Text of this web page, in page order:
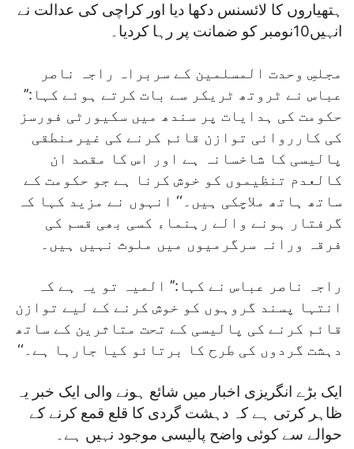
ہتھیاروں کا لائسنس دکھا دیا اور کراچی کی عدالت نے
انہیں10نومبر کو ضمانت پر رہا کردیا۔
مجلسِ وحدت المسلمین کے سربراہ راجہ ناصر
عباس نے ٹروتھ ٹریکر سے بات کرتے ہوئے کہا:’’
حکومت کی ہدایات پر سندھ میں سکیورٹی فورسز
کی کارروائی توازن قائم کرنے کی غیرمنطقی
پالیسی کا شاخسانہ ہے اور اس کا مقصد ان
کالعدم تنظیموں کو خوش کرنا ہے جو حکومت کے
ساتھ ہاتھ ملاچکی ہیں۔‘‘ انہوں نے مزید کہا کہ
گرفتار ہونے والے رہنماء کسی بھی قسم کی
فرقہ ورانہ سرگرمیوں میں ملوث نہیں ہیں۔
راجہ ناصر عباس نے کہا:’’ المیہ تو یہ ہے کہ
انتہا پسند گروہوں کو خوش کرنے کے لیے توازن
قائم کرنے کی پالیسی کے تحت متاثرین کے ساتھ
دہشت گردوں کی طرح کا برتائو کیا جارہا ہے۔‘‘
ایک بڑے انگریزی اخبار میں شائع ہونے والی ایک خبر یہ
ظاہر کرتی ہے کہ دہشت گردی کا قلع قمع کرنے کے
حوالے سے کوئی واضح پالیسی موجود نہیں ہے۔